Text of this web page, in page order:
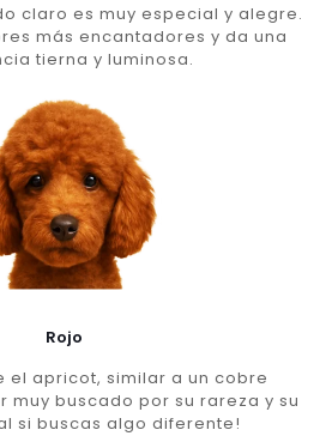
claro es muy especial y alegre.
más encantadores y da una
tierna y luminosa.
Rojo
el apricot, similar a un cobre
muy buscado por su rareza y su
si buscas algo diferente!